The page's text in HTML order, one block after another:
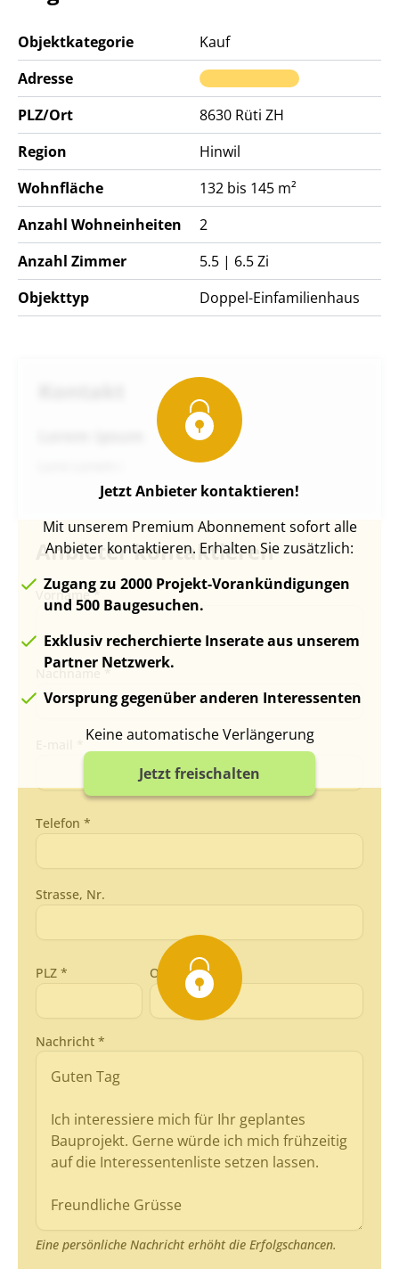
Objektkategorie
Kauf
Adresse
PLZ/Ort
8630 Rüti ZH
Region
Hinwil
Wohnfläche
132 bis 145 m²
Anzahl Wohneinheiten
2
Anzahl Zimmer
5.5 | 6.5 Zi
Objekttyp
Doppel-Einfamilienhaus
Jetzt Anbieter kontaktieren!
Mit unserem Premium Abonnement sofort alle
Anbieter kontaktieren. Erhalten Sie zusätzlich:
Zugang zu 2000 Projekt-Vorankündigungen
und 500 Baugesuchen.
Exklusiv recherchierte Inserate aus unserem
Partner Netzwerk.
Vorsprung gegenüber anderen Interessenten
Keine automatische Verlängerung
Jetzt freischalten
Anbieter kontaktieren
Vorname *
Nachname *
Telefon *
Strasse, Nr.
PLZ * Ort *
Nachricht *
Eine persönliche Nachricht erhöht die Erfolgschancen.